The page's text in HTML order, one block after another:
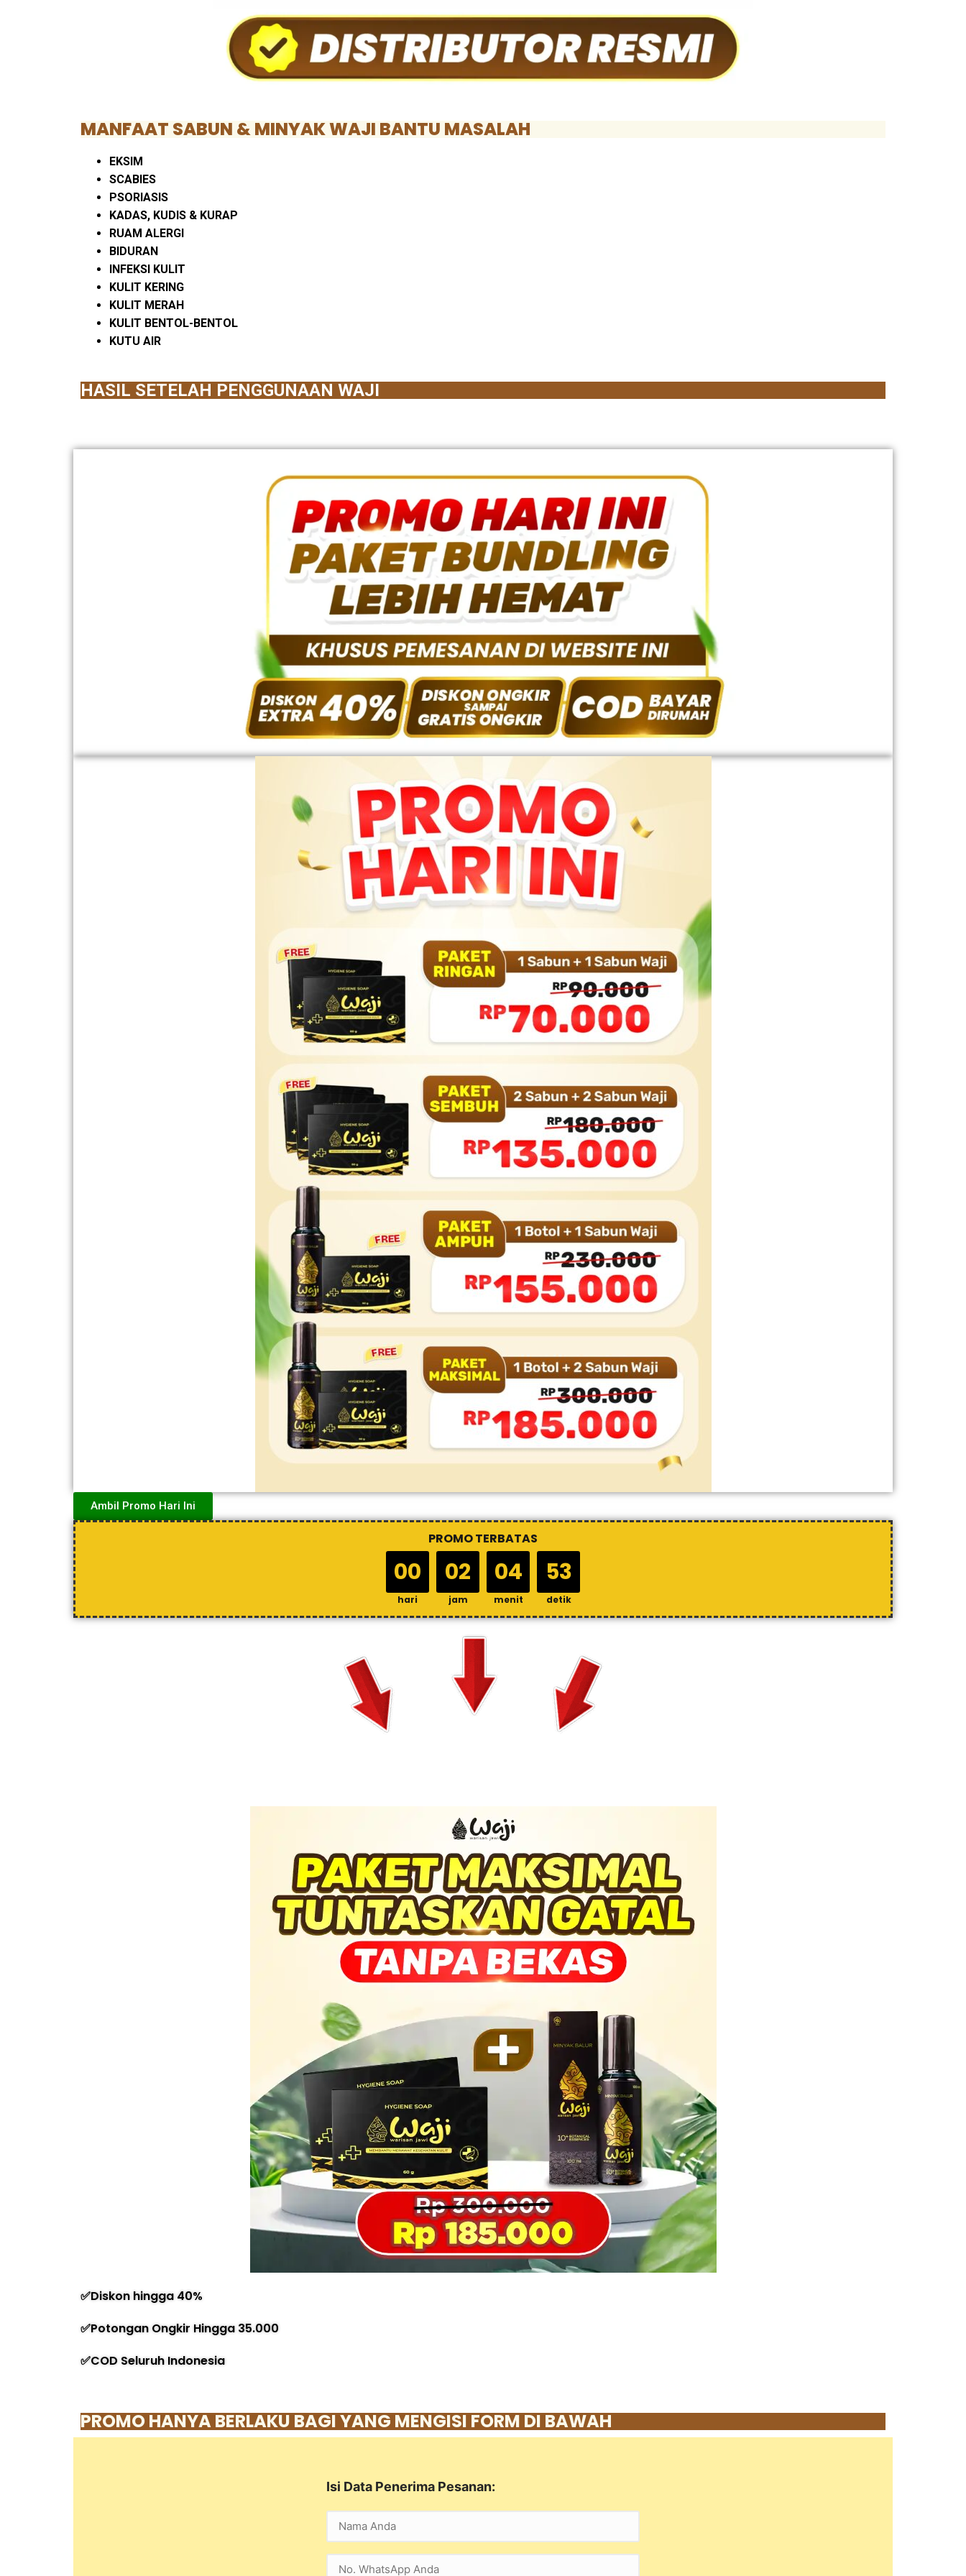
MANFAAT SABUN & MINYAK WAJI BANTU MASALAH
EKSIM
SCABIES
PSORIASIS
KADAS, KUDIS & KURAP
RUAM ALERGI
BIDURAN
INFEKSI KULIT
KULIT KERING
KULIT MERAH
KULIT BENTOL-BENTOL
KUTU AIR
HASIL SETELAH PENGGUNAAN WAJI
Ambil Promo Hari Ini
PROMO TERBATAS
00
hari
02
jam
04
menit
52
detik
✅Diskon hingga 40%
✅Potongan Ongkir Hingga 35.000
✅COD Seluruh Indonesia
PROMO HANYA BERLAKU BAGI YANG MENGISI FORM DI BAWAH
Isi Data Penerima Pesanan: